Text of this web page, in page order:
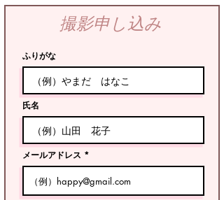
​撮影申し込み
ふりがな
氏名
メールアドレス